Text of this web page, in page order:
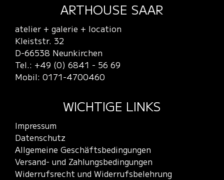
ARTHOUSE SAAR
atelier + galerie + location
Kleiststr. 32
D-66538 Neunkirchen
Tel.: +49 (0) 6841 - 56 69
Mobil: 0171-4700460
WICHTIGE LINKS
Impressum
Datenschutz
Allgemeine Geschäftsbedingungen
Versand- und Zahlungsbedingungen
Widerrufsrecht und Widerrufsbelehrung